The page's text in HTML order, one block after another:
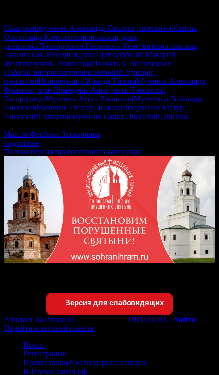
Священномученик Александр Сахаров, пресвитерСвятая
Олимпиада Константинопольская, дева,
диаконисаПреподобная Евпраксия Константинопольская,
Тавеннская, Младшая, деваПреподобный Макарий
Желтоводский, УнженскийПамять V Вселенского
СобораСвященномученик Николай Удинцев,
пресвитерИсповедница Ираида ТиховаМученик Александр
Фригиец, врачПраведная Анна, мать Пресвятой
БогородицыМученик Аттал ЛионскийМученица Библиада
ЛионскаяМученик Епагаф ЛионскийМученик Матур
ЛионскийСвященномученик Санкт Лионский, диакон
Мысли Феофана Затворника
подробнее
Полная версия православного календаря
Версия для слабовидящих
Работает на Prihod.ru ORTOX.RU Войти
Перейти к верхней панели
Войти
Регистрация
Православный календарь на сегодня
В-Православии.рф